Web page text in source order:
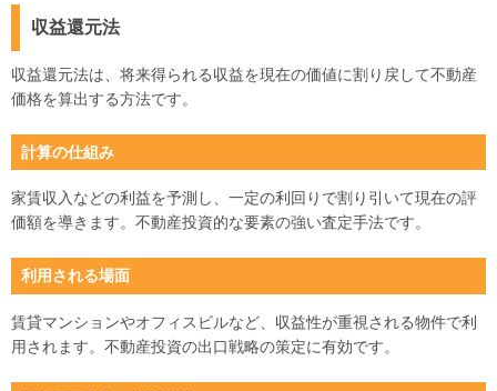
収益還元法
収益還元法は、将来得られる収益を現在の価値に割り戻して不動産
価格を算出する方法です。
計算の仕組み
家賃収入などの利益を予測し、一定の利回りで割り引いて現在の評
価額を導きます。不動産投資的な要素の強い査定手法です。
利用される場面
賃貸マンションやオフィスビルなど、収益性が重視される物件で利
用されます。不動産投資の出口戦略の策定に有効です。